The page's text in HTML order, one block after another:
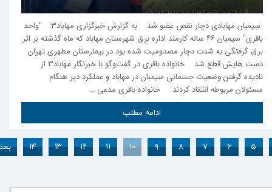
سیمبان مهابادی دچار نقص عضو شد به گزارش خبرگزاری مهاباد۳: "واحد
باقری" سیمبان ۴۶ ساله کارمند اداره برق شهرستان مهاباد که ماه گذشته بر اثر
برق گرفتگی به شدت دچار مصدومیت شده بود در بیمارستان مطهری تهران
دست هایش قطع شد خانواده باقری در گفت‌وگو با خبرنگار مهاباد۳ از
نادیده گرفتن وضعیت جسمانی سیمبان در مهاباد و عملکرد دیر هنگام
مسئولان مربوطه انتقاد کردند خانواده باقری مدعی …
ادامه مطلب
۵ ۶ ۷ ۸ ۹ ۱۰ ۱۱ ۱۲ ۱۳ ۱۴